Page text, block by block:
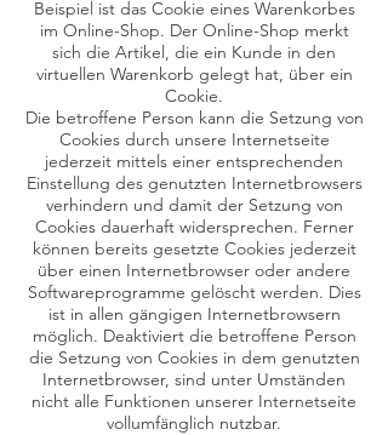
Beispiel ist das Cookie eines Warenkorbes
im Online-Shop. Der Online-Shop merkt
sich die Artikel, die ein Kunde in den
virtuellen Warenkorb gelegt hat, über ein
Cookie.
Die betroffene Person kann die Setzung von
Cookies durch unsere Internetseite
jederzeit mittels einer entsprechenden
Einstellung des genutzten Internetbrowsers
verhindern und damit der Setzung von
Cookies dauerhaft widersprechen. Ferner
können bereits gesetzte Cookies jederzeit
über einen Internetbrowser oder andere
Softwareprogramme gelöscht werden. Dies
ist in allen gängigen Internetbrowsern
möglich. Deaktiviert die betroffene Person
die Setzung von Cookies in dem genutzten
Internetbrowser, sind unter Umständen
nicht alle Funktionen unserer Internetseite
vollumfänglich nutzbar.